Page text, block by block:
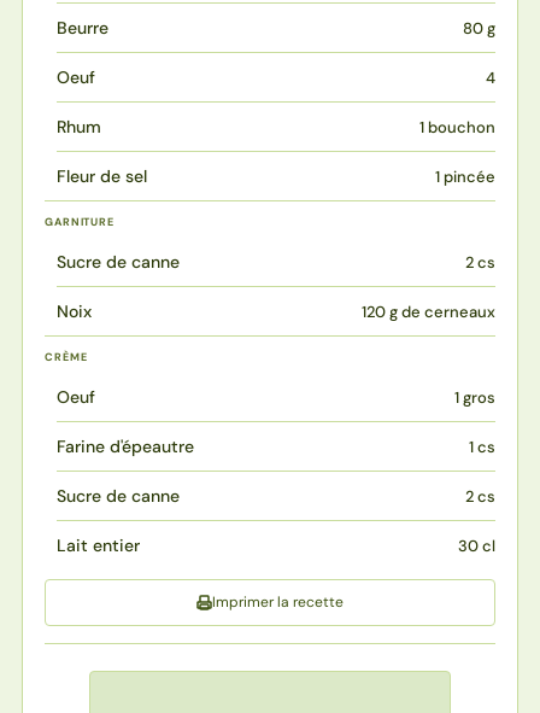
Beurre 80 g
Oeuf 4
Rhum 1 bouchon
Fleur de sel 1 pincée
GARNITURE
Sucre de canne 2 cs
Noix 120 g de cerneaux
CRÈME
Oeuf 1 gros
Farine d'épeautre 1 cs
Sucre de canne 2 cs
Lait entier 30 cl
Imprimer la recette